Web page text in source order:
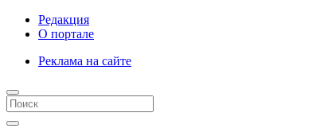
Редакция
О портале
Реклама на сайте